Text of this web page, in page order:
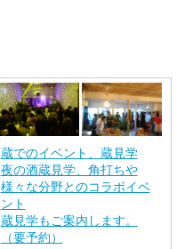
蔵でのイベント、蔵見学
夜の酒蔵見学、角打ちや
様々な分野とのコラボイベ
ント
蔵見学もご案内します。
（要予約）